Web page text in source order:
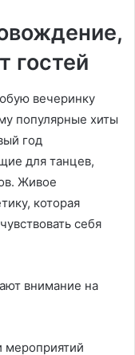
гостей
вечеринку
популярные хиты
год
для танцев,
Живое
которая
себя
внимание на
мероприятий